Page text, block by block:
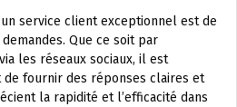
service client exceptionnel est de
Que ce soit par
les réseaux sociaux, il est
fournir des réponses claires et
la rapidité et l’efficacité dans